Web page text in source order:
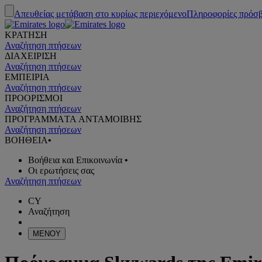
Απευθείας μετάβαση στο κυρίως περιεχόμενοΠληροφορίες
ΚΡΑΤΗΣΗ
Αναζήτηση πτήσεων
ΔΙΑΧΕΙΡΙΣΗ
Αναζήτηση πτήσεων
ΕΜΠΕΙΡΙΑ
Αναζήτηση πτήσεων
ΠΡΟΟΡΙΣΜΟΙ
Αναζήτηση πτήσεων
ΠΡΟΓΡΑΜΜΑTA ΑΝΤΑΜΟΙΒΗΣ
Αναζήτηση πτήσεων
ΒΟΗΘΕΙΑ•
Βοήθεια και Επικοινωνία •
Οι ερωτήσεις σας
Αναζήτηση πτήσεων
CY
Αναζήτηση
ΜΕΝΟΥ